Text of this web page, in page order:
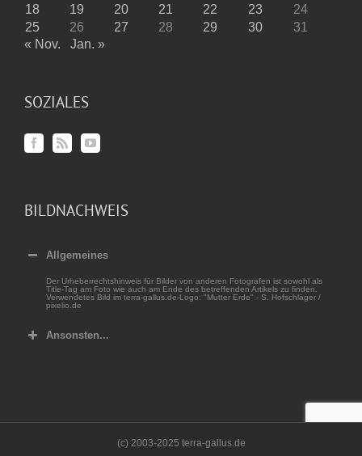
18
19 20 21 22 23
24
25
26 27 28 29 30
31
« Nov.
Jan. »
SOZIALES
BILDNACHWEIS
Allgemeines
Der Urheberrechtshinweis für Bilder von anderen Fotografen ist sowohl als
Title-Tag am Foto wie auch am Ende des betreffenden Artikels zu finden.
Verwendetes Bild im terra-gallus.de-Logo: "Mutter Erde" - S. Hofschläger /
pixelio.de
Ansonsten...
(c) 2003-2025 terra-gallus.de